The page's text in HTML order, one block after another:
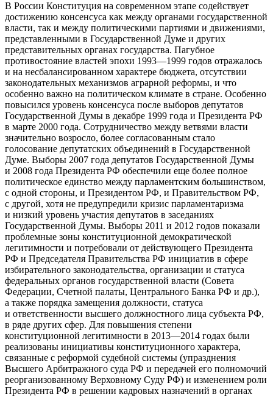
В России Конституция на современном этапе содействует
достижению консенсуса как между органами государственной
власти, так и между политическими партиями и движениями,
представленными в Государственной Думе и других
представительных органах государства. Пагубное
противостояние властей эпохи 1993—1999 годов отражалось
и на несбалансированном характере бюджета, отсутствии
законодательных механизмов аграрной реформы, и что
особенно важно на политическом климате в стране. Особенно
повысился уровень консенсуса после выборов депутатов
Государственной Думы в декабре 1999 года и Президента РФ
в марте 2000 года. Сотрудничество между ветвями власти
значительно возросло, более согласованным стало
голосование депутатских объединений в Государственной
Думе. Выборы 2007 года депутатов Государственной Думы
и 2008 года Президента РФ обеспечили еще более полное
политическое единство между парламентским большинством,
с одной стороны, и Президентом РФ, и Правительством РФ,
с другой, хотя не предупредили кризис парламентаризма
и низкий уровень участия депутатов в заседаниях
Государственной Думы. Выборы 2011 и 2012 годов показали
проблемные зоны конституционной демократической
легитимности и потребовали от действующего Президента
РФ и Председателя Правительства РФ инициатив в сфере
избирательного законодательства, организации и статуса
федеральных органов государственной власти (Совета
Федерации, Счетной палаты, Центрального Банка РФ и др.),
а также порядка замещения должности, статуса
и ответственности высшего должностного лица субъекта РФ,
в ряде других сфер. Для повышения степени
конституционной легитимности в 2013—2014 годах были
реализованы инициативы конституционного характера,
связанные с реформой судебной системы (упразднения
Высшего Арбитражного суда РФ и передачей его полномочий
реорганизованному Верховному Суду РФ) и изменением роли
Президента РФ в решении кадровых назначений в органах